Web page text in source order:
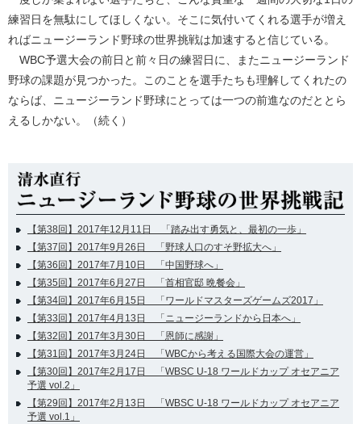
練習日を無駄にしてほしくない。そこに気付いてくれる選手が増え
ればニュージーランド野球の世界挑戦は加速すると信じている。
WBC予選大会の前日と前々日の練習日に、またニュージーランド
野球の課題が見つかった。このことを選手たちも理解してくれたの
ならば、ニュージーランド野球にとっては一つの前進なのだととら
えるしかない。（続く）
【第38回】2017年12月11日 「踏み出す勇気と、最初の一歩」
【第37回】2017年9月26日 「野球人口のすそ野拡大へ」
【第36回】2017年7月10日 「中国野球へ」
【第35回】2017年6月27日 「首相官邸 晩餐会」
【第34回】2017年6月15日 「ワールドマスターズゲームズ2017」
【第33回】2017年4月13日 「ニュージーランドから日本へ」
【第32回】2017年3月30日 「恩師に感謝」
【第31回】2017年3月24日 「WBCから考える国際大会の運営」
【第30回】2017年2月17日 「WBSC U-18 ワールドカップ オセアニア
予選 vol.2」
【第29回】2017年2月13日 「WBSC U-18 ワールドカップ オセアニア
予選 vol.1」